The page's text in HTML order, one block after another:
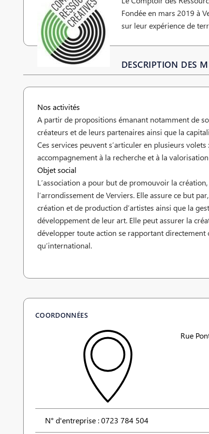
Fondée en mars 2019 à
sur leur expérience de
DESCRIPTION DES
Nos activités
A partir de propositions émanant notamment de
créateurs et de leurs partenaires ainsi que la
Ces services peuvent s’articuler en plusieurs
accompagnement à la recherche et à la
Objet social
L’association a pour but de promouvoir la
l’arrondissement de Verviers. Elle assure ce but
création et de production d’artistes ainsi que la
développement de leur art. Elle peut assurer la
développer toute action se rapportant
qu’international.
COORDONNÉES
Rue
N° d'entreprise : 0723 784 504